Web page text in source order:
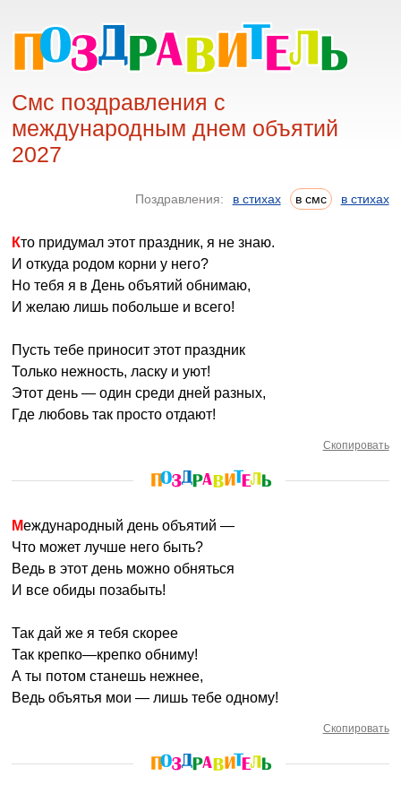
Смс поздравления с
международным днем объятий
2027
Поздравления: в стихах в смс в стихах
Кто придумал этот праздник, я не знаю.
И откуда родом корни у него?
Но тебя я в День объятий обнимаю,
И желаю лишь побольше и всего!
Пусть тебе приносит этот праздник
Только нежность, ласку и уют!
Этот день — один среди дней разных,
Где любовь так просто отдают!
Скопировать
Международный день объятий —
Что может лучше него быть?
Ведь в этот день можно обняться
И все обиды позабыть!
Так дай же я тебя скорее
Так крепко—крепко обниму!
А ты потом станешь нежнее,
Ведь объятья мои — лишь тебе одному!
Скопировать